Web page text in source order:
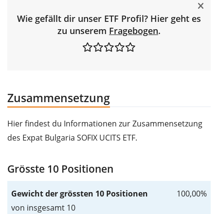
Wie gefällt dir unser ETF Profil? Hier geht es
zu unserem Fragebogen.
Zusammensetzung
Hier findest du Informationen zur Zusammensetzung
des Expat Bulgaria SOFIX UCITS ETF.
Grösste 10 Positionen
Gewicht der grössten 10 Positionen
von insgesamt 10
100,00%